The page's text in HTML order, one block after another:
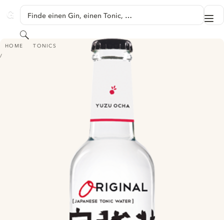
GINVENTORY
Finde einen Gin, einen Tonic, …
Suchen
HOME TONICS
ORIGINAL PREMIUM TONIC WATER YUZU OCHA